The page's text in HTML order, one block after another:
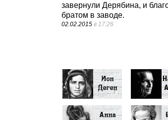
завернули Дерябина, и
братом в заводе.
02.02.2015 в 17:26